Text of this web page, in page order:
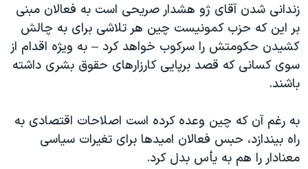
زندانی شدن آقای ژو هشدار صریحی است به فعالان مبنی
بر این که حزب کمونیست چین هر تلاشی برای به چالش
کشیدن حکومتش را سرکوب خواهد کرد – به ویژه اقدام از
سوی کسانی که قصد برپایی کارزارهای حقوق بشری داشته
باشند.
به رغم آن که چین وعده کرده است اصلاحات اقتصادی به
راه بیندازد، حبس فعالان امیدها برای تغیرات سیاسی
معنادار را هم به یأس بدل کرد.